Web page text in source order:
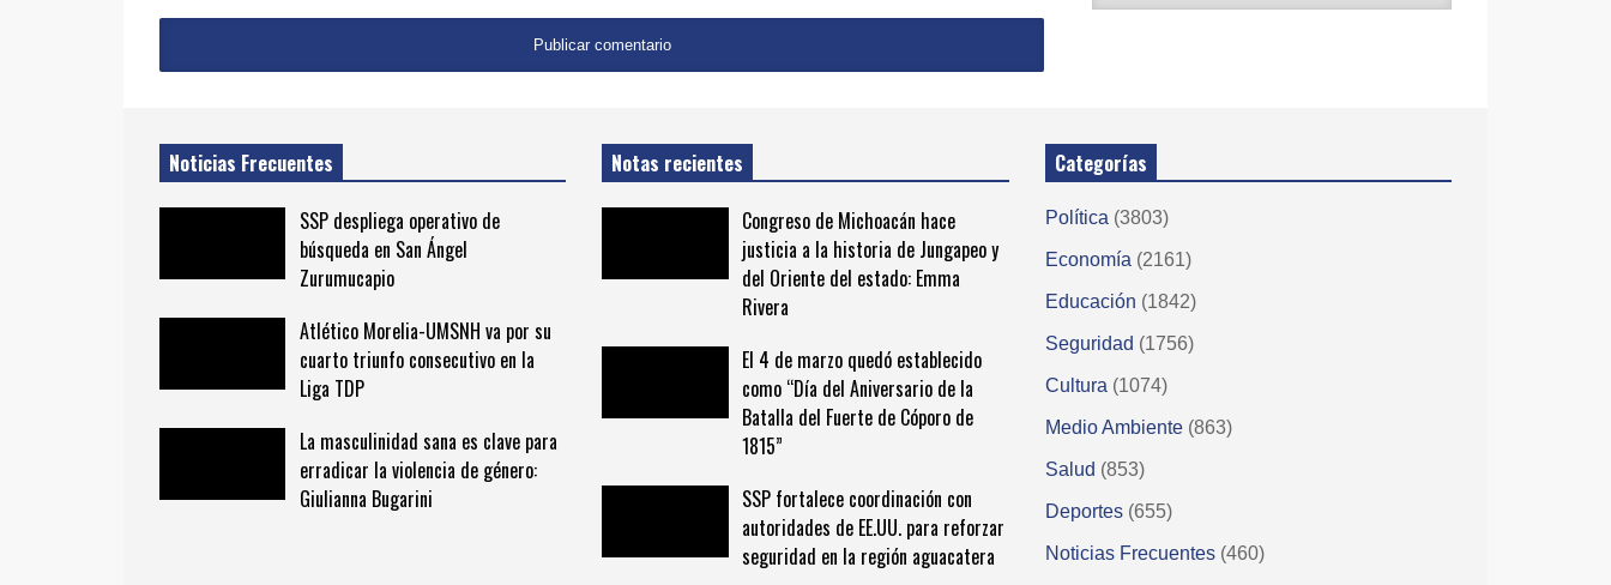
Noticias Frecuentes
SSP despliega operativo de
búsqueda en San Ángel
Zurumucapio
Atlético Morelia-UMSNH va por su
cuarto triunfo consecutivo en la
Liga TDP
La masculinidad sana es clave para
erradicar la violencia de género:
Giulianna Bugarini
Notas recientes
Congreso de Michoacán hace
justicia a la historia de Jungapeo y
del Oriente del estado: Emma
Rivera
El 4 de marzo quedó establecido
como “Día del Aniversario de la
Batalla del Fuerte de Cóporo de
1815”
SSP fortalece coordinación con
autoridades de EE.UU. para reforzar
seguridad en la región aguacatera
Categorías
Política (3803)
Economía (2161)
Educación (1842)
Seguridad (1756)
Cultura (1074)
Medio Ambiente (863)
Salud (853)
Deportes (655)
Noticias Frecuentes (460)